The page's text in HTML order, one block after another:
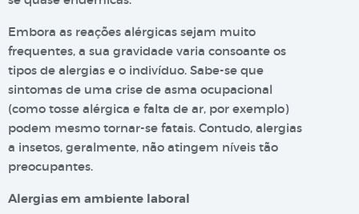
Embora as reações alérgicas sejam muito
frequentes, a sua gravidade varia consoante os
tipos de alergias e o indivíduo. Sabe-se que
sintomas de uma crise de asma ocupacional
(como tosse alérgica e falta de ar, por exemplo)
podem mesmo tornar-se fatais. Contudo, alergias
a insetos, geralmente, não atingem níveis tão
preocupantes.
Alergias em ambiente laboral